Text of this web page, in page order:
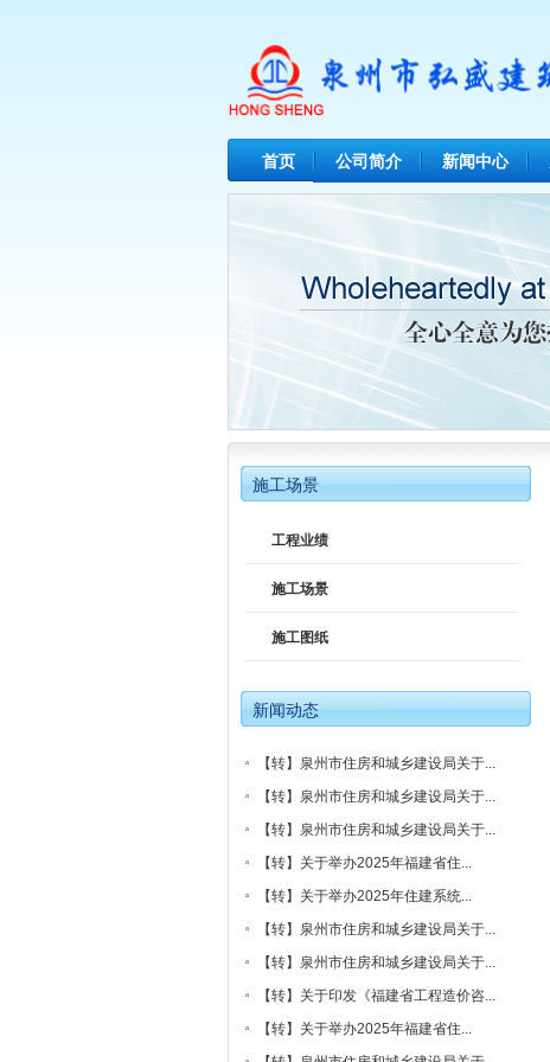
首页 公司简介 新闻中心
施工场景
工程业绩
施工场景
施工图纸
新闻动态
【转】泉州市住房和城乡建设局关于...
【转】泉州市住房和城乡建设局关于...
【转】泉州市住房和城乡建设局关于...
【转】关于举办2025年福建省住...
【转】关于举办2025年住建系统...
【转】泉州市住房和城乡建设局关于...
【转】泉州市住房和城乡建设局关于...
【转】关于印发《福建省工程造价咨...
【转】关于举办2025年福建省住...